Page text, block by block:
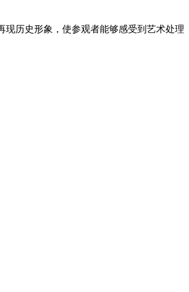
历史形象，使参观者能够感受到艺术处理